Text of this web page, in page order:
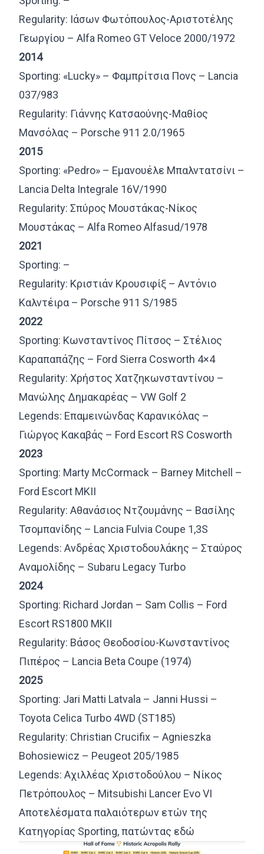
Regularity: Ιάσων Φωτόπουλος-Αριστοτέλης
Γεωργίου – Alfa Romeo GT Veloce 2000/1972
2014
Sporting: «Lucky» – Φαμπρίτσια Πονς – Lancia
037/983
Regularity: Γιάννης Κατσαούνης-Μαθίος
Μανσόλας – Porsche 911 2.0/1965
2015
Sporting: «Pedro» – Εμανουέλε Μπαλντατσίνι –
Lancia Delta Integrale 16V/1990
Regularity: Σπύρος Μουστάκας-Νίκος
Μουστάκας – Alfa Romeo Alfasud/1978
2021
Sporting: –
Regularity: Κριστιάν Κρουσιφίξ – Αντόνιο
Καλντέιρα – Porsche 911 S/1985
2022
Sporting: Κωνσταντίνος Πίτσος – Στέλιος
Καραπαπάζης – Ford Sierra Cosworth 4×4
Regularity: Χρήστος Χατζηκωνσταντίνου –
Μανώλης Δημακαρέας – VW Golf 2
Legends: Επαμεινώνδας Καρανικόλας –
Γιώργος Κακαβάς – Ford Escort RS Cosworth
2023
Sporting: Marty McCormack – Barney Mitchell –
Ford Escort MKII
Regularity: Αθανάσιος Ντζουμάνης – Βασίλης
Τσομπανίδης – Lancia Fulvia Coupe 1,3S
Legends: Ανδρέας Χριστοδουλάκης – Σταύρος
Αναμολίδης – Subaru Legacy Turbo
2024
Sporting: Richard Jordan – Sam Collis – Ford
Escort RS1800 MKII
Regularity: Βάσος Θεοδοσίου-Κωνσταντίνος
Πιπέρος – Lancia Beta Coupe (1974)
2025
Sporting: Jari Matti Latvala – Janni Hussi –
Toyota Celica Turbo 4WD (ST185)
Regularity: Christian Crucifix – Agnieszka
Bohosiewicz – Peugeot 205/1985
Legends: Αχιλλέας Χριστοδούλου – Νίκος
Πετρόπουλος – Mitsubishi Lancer Evo VI
Αποτελέσματα παλαιότερων ετών της
Κατηγορίας Sporting, πατώντας εδώ